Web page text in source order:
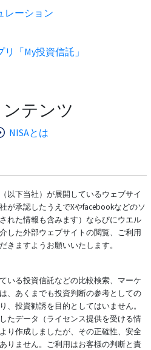
レーション
「My投資信託」
テンツ
NISAとは
以下当社）が展開しているウェブサイ
が承認したうえでXやfacebookなどのソ
れた情報も含みます）ならびにウエル
した外部ウェブサイトの閲覧、ご利用
きますようお願いいたします。
いる投資信託などの比較検索、マーケ
、あくまでも投資判断の参考としての
、投資勧誘を目的としてはいません。
たデータ（ライセンス提供を受ける情
り作成しましたが、その正確性、安全
りません。ご利用はお客様の判断と責